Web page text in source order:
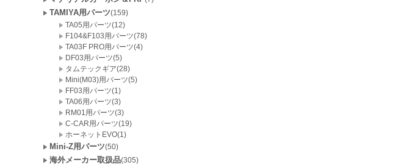
TAMIYA用パーツ(159)
TA05用パーツ(12)
F104&F103用パーツ(78)
TA03F PRO用パーツ(4)
DF03用パーツ(5)
タムテックギア(28)
Mini(M03)用パーツ(5)
FF03用パーツ(1)
TA06用パーツ(3)
RM01用パーツ(3)
C-CAR用パーツ(19)
ホーネットEVO(1)
Mini-Z用パーツ(50)
海外メーカー取扱品(305)